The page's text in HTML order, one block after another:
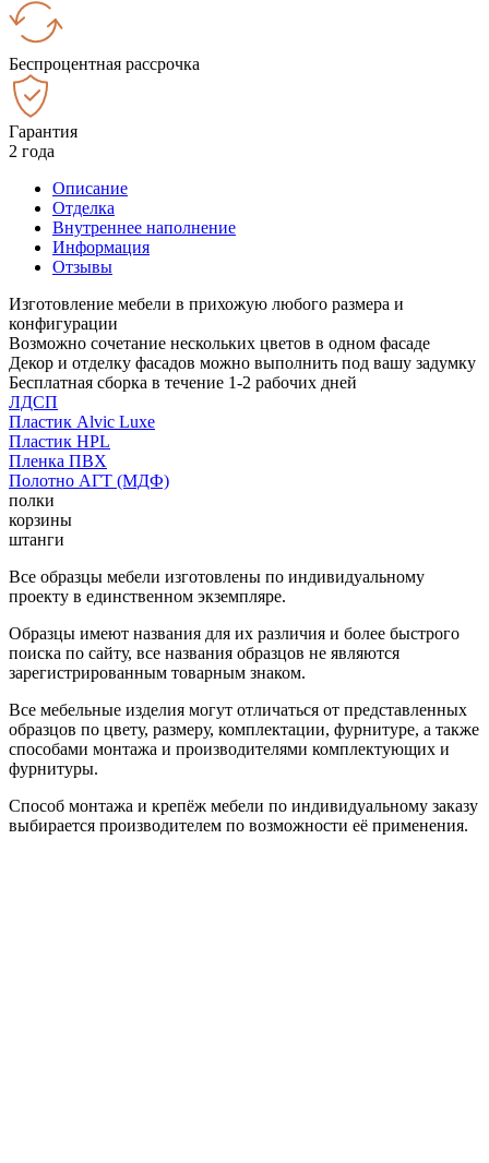
Беспроцентная рассрочка
Гарантия
2 года
Описание
Отделка
Внутреннее наполнение
Информация
Отзывы
Изготовление мебели в прихожую любого размера и
конфигурации
Возможно сочетание нескольких цветов в одном фасаде
Декор и отделку фасадов можно выполнить под вашу задумку
Бесплатная сборка в течение 1-2 рабочих дней
ЛДСП
Пластик Alvic Luxe
Пластик HPL
Пленка ПВХ
Полотно АГТ (МДФ)
полки
корзины
штанги
Все образцы мебели изготовлены по индивидуальному
проекту в единственном экземпляре.
Образцы имеют названия для их различия и более быстрого
поиска по сайту, все названия образцов не являются
зарегистрированным товарным знаком.
Все мебельные изделия могут отличаться от представленных
образцов по цвету, размеру, комплектации, фурнитуре, а также
способами монтажа и производителями комплектующих и
фурнитуры.
Способ монтажа и крепёж мебели по индивидуальному заказу
выбирается производителем по возможности её применения.